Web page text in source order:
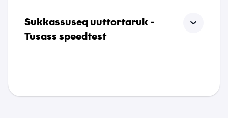
Sukkassuseq uuttortaruk -
Tusass speedtest